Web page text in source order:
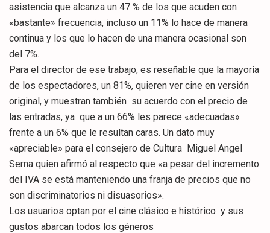
asistencia que alcanza un 47 % de los que acuden con
«bastante» frecuencia, incluso un 11% lo hace de manera
continua y los que lo hacen de una manera ocasional son
del 7%.
Para el director de ese trabajo, es reseñable que la mayoría
de los espectadores, un 81%, quieren ver cine en versión
original, y muestran también su acuerdo con el precio de
las entradas, ya que a un 66% les parece «adecuadas»
frente a un 6% que le resultan caras. Un dato muy
«apreciable» para el consejero de Cultura Miguel Angel
Serna quien afirmó al respecto que «a pesar del incremento
del IVA se está manteniendo una franja de precios que no
son discriminatorios ni disuasorios».
Los usuarios optan por el cine clásico e histórico y sus
gustos abarcan todos los géneros